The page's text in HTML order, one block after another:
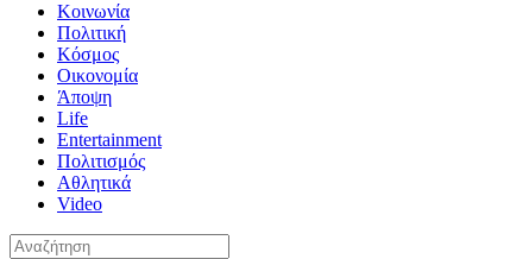
Κοινωνία
Πολιτική
Κόσμος
Οικονομία
Άποψη
Life
Entertainment
Πολιτισμός
Αθλητικά
Video